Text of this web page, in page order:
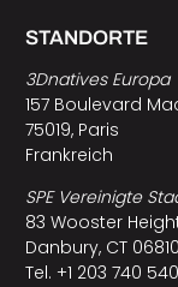
STANDORTE
3Dnatives Europa
157 Boulevard
75019, Paris
Frankreich
SPE Vereinigte
83 Wooster
Danbury, CT 06810
Tel. +1 203 740